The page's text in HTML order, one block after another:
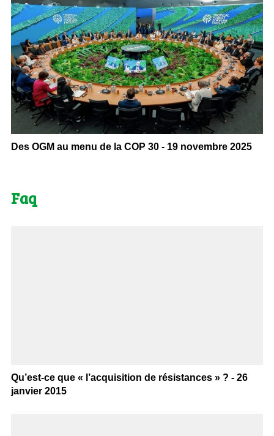
Des OGM au menu de la COP 30 - 19 novembre 2025
Faq
Qu’est-ce que « l’acquisition de résistances » ? - 26
janvier 2015